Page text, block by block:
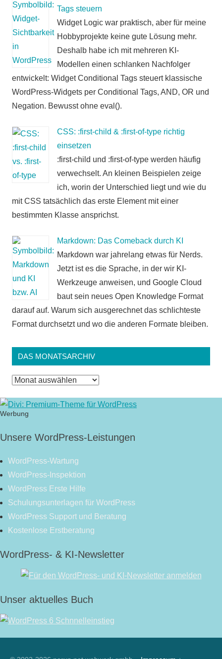
Tags steuern
Widget Logic war praktisch, aber für meine
Hobbyprojekte keine gute Lösung mehr.
Deshalb habe ich mit mehreren KI-
Modellen einen schlanken Nachfolger
entwickelt: Widget Conditional Tags steuert klassische
WordPress-Widgets per Conditional Tags, AND, OR und
Negation. Bewusst ohne eval().
CSS: :first-child & :first-of-type richtig
einsetzen
:first-child und :first-of-type werden häufig
verwechselt. An kleinen Beispielen zeige
ich, worin der Unterschied liegt und wie du
mit CSS tatsächlich das erste Element mit einer
bestimmten Klasse ansprichst.
Markdown: Das Comeback durch KI
Markdown war jahrelang etwas für Nerds.
Jetzt ist es die Sprache, in der wir KI-
Werkzeuge anweisen, und Google Cloud
baut sein neues Open Knowledge Format
darauf auf. Warum sich ausgerechnet das schlichteste
Format durchsetzt und wo die anderen Formate bleiben.
DAS MONATSARCHIV
Das
Werbung
Unsere WordPress-Leistungen
WordPress-Wartung
WordPress-Inspektion
WordPress Erste Hilfe
Schulungsunterlagen für WordPress
WordPress Support und Beratung
Kostenlose Erstberatung
WordPress- & KI-Newsletter
Unser aktuelles Buch